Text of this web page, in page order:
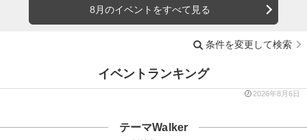
8月のイベントをすべて見る
条件を変更して検索
イベントランキング
2026年8月6日
テーマWalker